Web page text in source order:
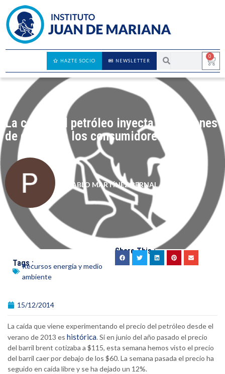
0
NEWSLETTER
HAZTE SOCIO
La caída del petróleo inyecta 1,3 billones
de dólares a los consumidores
PABLO MARTÍNEZ BERNAL
Tags :
Recursos energía y medio
ambiente
Share This :
15/12/2014
La caída que viene experimentando el precio del petróleo desde el
verano de 2013 es histórica. Si en junio del año pasado el precio
del barril brent cotizaba a $115, esta semana hemos visto el precio
del barril caer por debajo de los $60. La semana pasada el precio ha
seguido en caída libre y se ha dejado un 12%.